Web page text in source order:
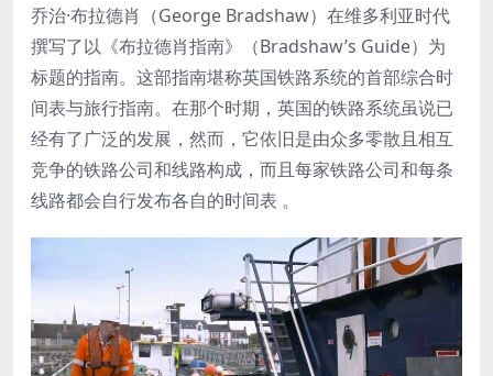
乔治·布拉德肖（George Bradshaw）在维多利亚时代
撰写了以《布拉德肖指南》（Bradshaw’s Guide）为
标题的指南。这部指南堪称英国铁路系统的首部综合时
间表与旅行指南。在那个时期，英国的铁路系统虽说已
经有了广泛的发展，然而，它依旧是由众多零散且相互
竞争的铁路公司和线路构成，而且每家铁路公司和每条
线路都会自行发布各自的时间表 。